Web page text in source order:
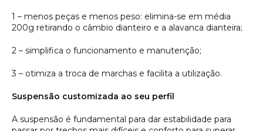
1 – menos peças e menos peso: elimina-se em média
200g retirando o câmbio dianteiro e a alavanca dianteira;
2 – simplifica o funcionamento e manutenção;
3 – otimiza a troca de marchas e facilita a utilização.
Suspensão customizada ao seu perfil
A suspensão é fundamental para dar estabilidade para